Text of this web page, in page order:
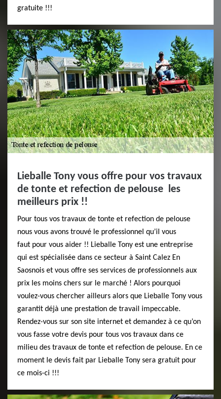
gratuite !!!
Lieballe Tony vous offre pour vos travaux
de tonte et refection de pelouse les
meilleurs prix !!
Pour tous vos travaux de tonte et refection de pelouse
nous vous avons trouvé le professionnel qu’il vous
faut pour vous aider !! Lieballe Tony est une entreprise
qui est spécialisée dans ce secteur à Saint Calez En
Saosnois et vous offre ses services de professionnels aux
prix les moins chers sur le marché ! Alors pourquoi
voulez-vous chercher ailleurs alors que Lieballe Tony vous
garantit déjà une prestation de travail impeccable.
Rendez-vous sur son site internet et demandez à ce qu’on
vous fasse votre devis pour tous vos travaux dans ce
milieu des travaux de tonte et refection de pelouse. En ce
moment le devis fait par Lieballe Tony sera gratuit pour
ce mois-ci !!!